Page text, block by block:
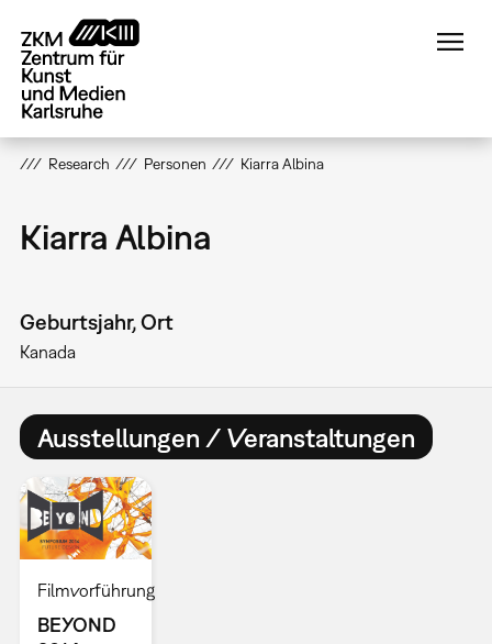
zum
Inhalt
Research Personen Kiarra Albina
Kiarra Albina
Geburtsjahr, Ort
Kanada
Ausstellungen / Veranstaltungen
Filmvorführung
BEYOND